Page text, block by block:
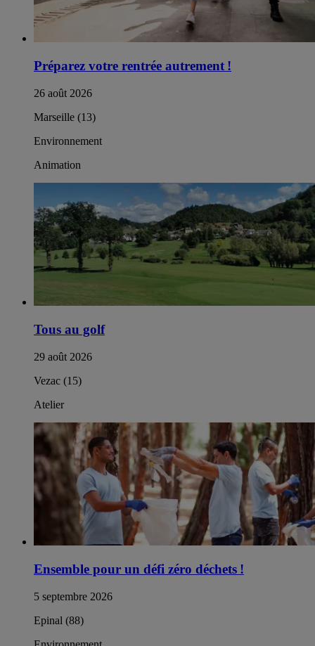
Préparez votre rentrée autrement !​
26 août 2026
Marseille (13)
Environnement
Animation
Tous au golf
29 août 2026
Vezac (15)
Atelier
Ensemble pour un défi zéro déchets !
5 septembre 2026
Epinal (88)